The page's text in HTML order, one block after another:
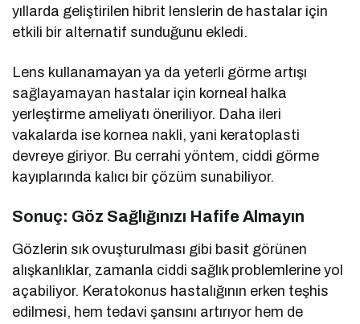
yıllarda geliştirilen hibrit lenslerin de hastalar için
etkili bir alternatif sunduğunu ekledi.
Lens kullanamayan ya da yeterli görme artışı
sağlayamayan hastalar için korneal halka
yerleştirme ameliyatı öneriliyor. Daha ileri
vakalarda ise kornea nakli, yani keratoplasti
devreye giriyor. Bu cerrahi yöntem, ciddi görme
kayıplarında kalıcı bir çözüm sunabiliyor.
Sonuç: Göz Sağlığınızı Hafife Almayın
Gözlerin sık ovuşturulması gibi basit görünen
alışkanlıklar, zamanla ciddi sağlık problemlerine yol
açabiliyor. Keratokonus hastalığının erken teşhis
edilmesi, hem tedavi şansını artırıyor hem de